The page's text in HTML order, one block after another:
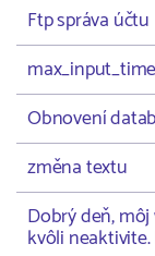
Ftp správa účtu
max_input_time
Obnovení
změna textu
Dobrý deň,
kvôli